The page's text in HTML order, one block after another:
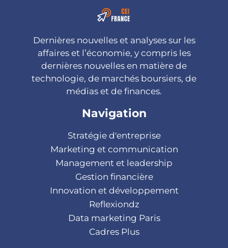
Dernières nouvelles et analyses sur les
affaires et l’économie, y compris les
dernières nouvelles en matière de
technologie, de marchés boursiers, de
médias et de finances.
Navigation
Stratégie d'entreprise
Marketing et communication
Management et leadership
Gestion financière
Innovation et développement
Reflexiondz
Data marketing Paris
Cadres Plus